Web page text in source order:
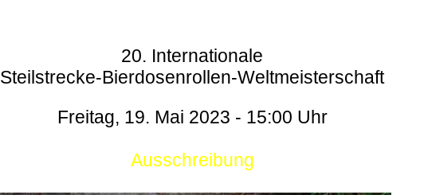
20. Internationale
Steilstrecke-Bierdosenrollen-Weltmeisterschaft
Freitag, 19. Mai 2023 - 15:00 Uhr
Ausschreibung